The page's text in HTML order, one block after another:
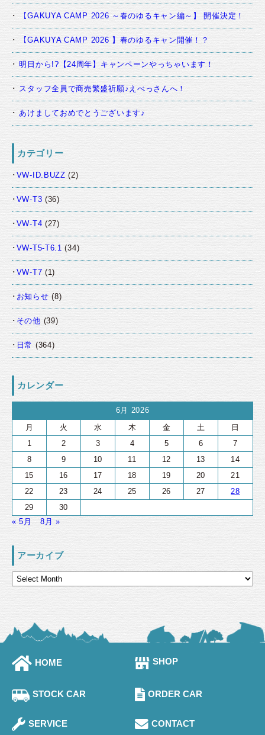
【GAKUYA CAMP 2026 ～春のゆるキャン編～】 開催決定！
【GAKUYA CAMP 2026 】春のゆるキャン開催！？
明日から!?【24周年】キャンペーンやっちゃいます！
スタッフ全員で商売繁盛祈願♪えべっさんへ！
あけましておめでとうございます♪
カテゴリー
VW-ID.BUZZ (2)
VW-T3 (36)
VW-T4 (27)
VW-T5-T6.1 (34)
VW-T7 (1)
お知らせ (8)
その他 (39)
日常 (364)
カレンダー
6月 2026
月
火 水 木 金 土
日
1
2 3 4 5 6
7
8
9 10 11 12 13
14
15
16 17 18 19 20
21
22
23 24 25 26 27
28
29
30
« 5月
8月 »
アーカイブ
HOME SHOP
STOCK CAR ORDER CAR
SERVICE CONTACT